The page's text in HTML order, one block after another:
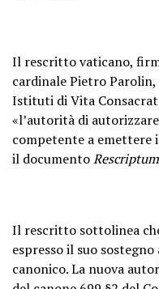
Il rescritto vaticano,
cardinale Pietro
Istituti di Vita
«l’autorità di
competente a emettere
il documento
Il rescritto sottolinea
espresso il suo
canonico. La nuova